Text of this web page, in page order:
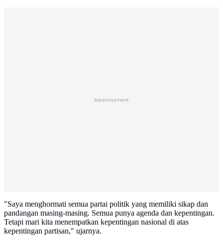
Advertisement
"Saya menghormati semua partai politik yang memiliki sikap dan
pandangan masing-masing. Semua punya agenda dan kepentingan.
Tetapi mari kita menempatkan kepentingan nasional di atas
kepentingan partisan," ujarnya.